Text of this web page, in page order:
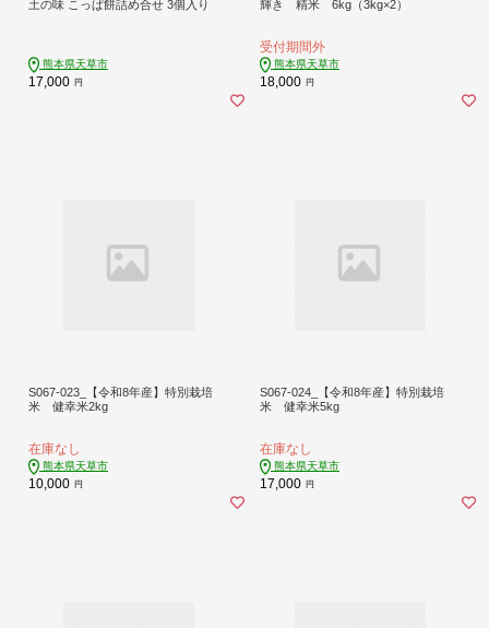
土の味 こっぱ餅詰め合せ 3個入り
熊本県天草市
17,000 円
輝き 精米 6kg（3kg×2）
受付期間外
熊本県天草市
18,000 円
S067-023_【令和8年産】特別栽培
米 健幸米2kg
在庫なし
熊本県天草市
10,000 円
S067-024_【令和8年産】特別栽培
米 健幸米5kg
在庫なし
熊本県天草市
17,000 円